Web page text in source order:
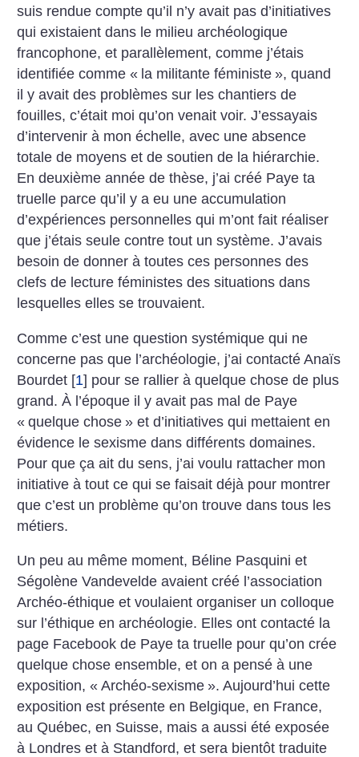
suis rendue compte qu’il n’y avait pas d’initiatives
qui existaient dans le milieu archéologique
francophone, et parallèlement, comme j’étais
identifiée comme « la militante féministe », quand
il y avait des problèmes sur les chantiers de
fouilles, c’était moi qu’on venait voir. J’essayais
d’intervenir à mon échelle, avec une absence
totale de moyens et de soutien de la hiérarchie.
En deuxième année de thèse, j’ai créé Paye ta
truelle parce qu’il y a eu une accumulation
d’expériences personnelles qui m’ont fait réaliser
que j’étais seule contre tout un système. J’avais
besoin de donner à toutes ces personnes des
clefs de lecture féministes des situations dans
lesquelles elles se trouvaient.
Comme c’est une question systémique qui ne
concerne pas que l’archéologie, j’ai contacté Anaïs
Bourdet [1] pour se rallier à quelque chose de plus
grand. À l’époque il y avait pas mal de Paye
« quelque chose » et d’initiatives qui mettaient en
évidence le sexisme dans différents domaines.
Pour que ça ait du sens, j’ai voulu rattacher mon
initiative à tout ce qui se faisait déjà pour montrer
que c’est un problème qu’on trouve dans tous les
métiers.
Un peu au même moment, Béline Pasquini et
Ségolène Vandevelde avaient créé l’association
Archéo-éthique et voulaient organiser un colloque
sur l’éthique en archéologie. Elles ont contacté la
page Facebook de Paye ta truelle pour qu’on crée
quelque chose ensemble, et on a pensé à une
exposition, « Archéo-sexisme ». Aujourd’hui cette
exposition est présente en Belgique, en France,
au Québec, en Suisse, mais a aussi été exposée
à Londres et à Standford, et sera bientôt traduite